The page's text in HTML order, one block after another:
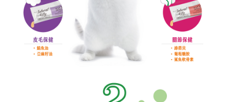
４．使用「AFTEE先享後付」時，將依據個別帳號之用戶狀況，依本公司即
時審查核予不同之上限額度；若仍有額度不足之情形，本公司將視審查結果
請求用戶進行身份認證。
５．嚴禁一人註冊多個帳號或使用他人資訊註冊。若發現惡意使用之情形，
恩沛科技股份有限公司將有權停止該用戶之使用額度並採取法律行動。